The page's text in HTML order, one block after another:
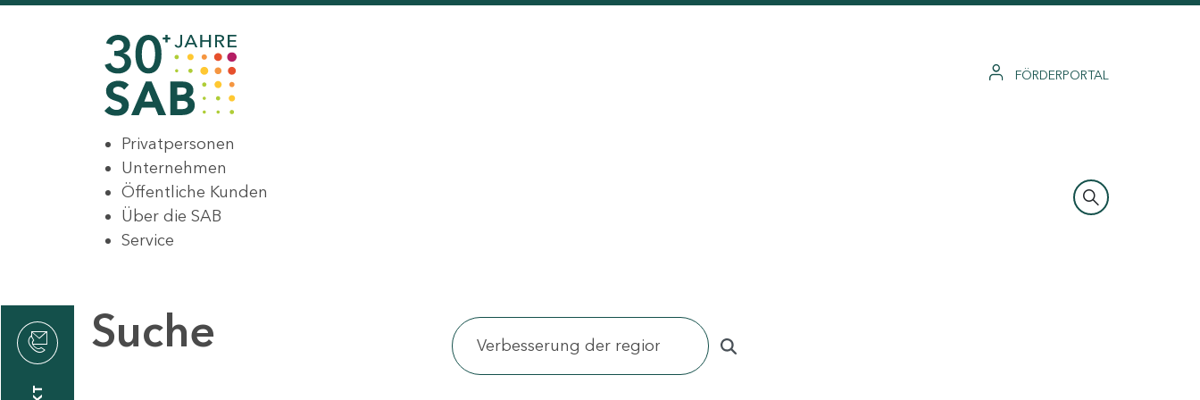
FÖRDERPORTAL
Privatpersonen
Unternehmen
Öffentliche Kunden
Über die SAB
Service
Suche